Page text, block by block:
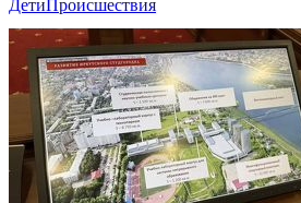
ДетиПроисшествия